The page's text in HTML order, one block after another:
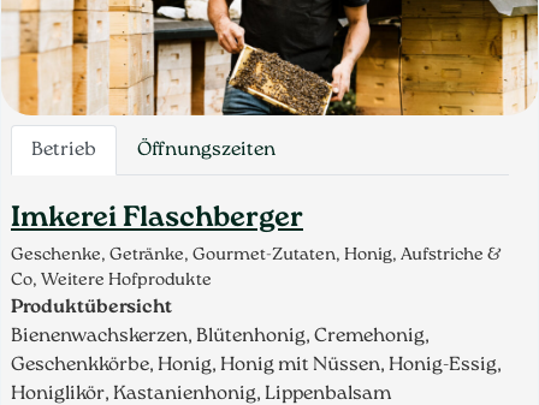
Betrieb Öffnungszeiten
Imkerei Flaschberger
Geschenke, Getränke, Gourmet-Zutaten, Honig, Aufstriche &
Co, Weitere Hofprodukte
Produktübersicht
Bienenwachskerzen, Blütenhonig, Cremehonig,
Geschenkkörbe, Honig, Honig mit Nüssen, Honig-Essig,
Honiglikör, Kastanienhonig, Lippenbalsam